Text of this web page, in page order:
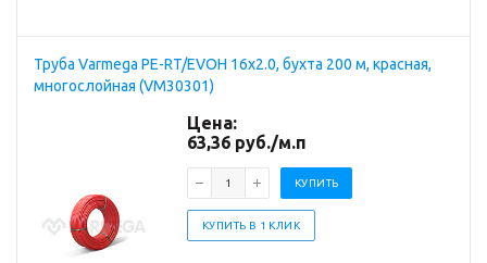
Труба Varmega PE-RT/EVOH 16x2.0, бухта 200 м, красная,
многослойная (VM30301)
Цена:
63,36 руб./м.п
КУПИТЬ
КУПИТЬ В 1 КЛИК